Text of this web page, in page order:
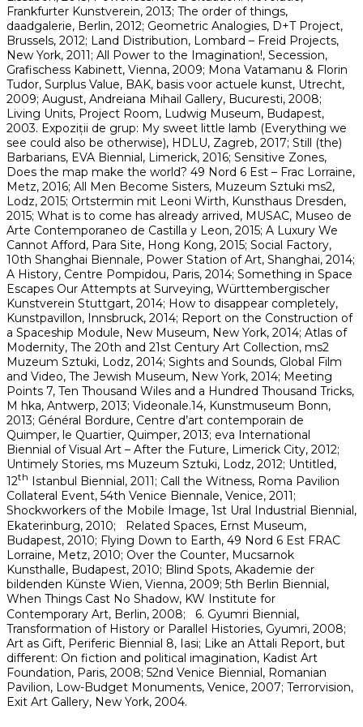
Frankfurter Kunstverein, 2013; The order of things,
daadgalerie, Berlin, 2012; Geometric Analogies, D+T Project,
Brussels, 2012; Land Distribution, Lombard – Freid Projects,
New York, 2011; All Power to the Imagination!, Secession,
Grafischess Kabinett, Vienna, 2009; Mona Vatamanu & Florin
Tudor, Surplus Value, BAK, basis voor actuele kunst, Utrecht,
2009; August, Andreiana Mihail Gallery, Bucuresti, 2008;
Living Units, Project Room, Ludwig Museum, Budapest,
2003. Expoziții de grup: My sweet little lamb (Everything we
see could also be otherwise), HDLU, Zagreb, 2017; Still (the)
Barbarians, EVA Biennial, Limerick, 2016; Sensitive Zones,
Does the map make the world? 49 Nord 6 Est – Frac Lorraine,
Metz, 2016; All Men Become Sisters, Muzeum Sztuki ms2,
Lodz, 2015; Ortstermin mit Leoni Wirth, Kunsthaus Dresden,
2015; What is to come has already arrived, MUSAC, Museo de
Arte Contemporaneo de Castilla y Leon, 2015; A Luxury We
Cannot Afford, Para Site, Hong Kong, 2015; Social Factory,
10th Shanghai Biennale, Power Station of Art, Shanghai, 2014;
A History, Centre Pompidou, Paris, 2014; Something in Space
Escapes Our Attempts at Surveying, Württembergischer
Kunstverein Stuttgart, 2014; How to disappear completely,
Kunstpavillon, Innsbruck, 2014; Report on the Construction of
a Spaceship Module, New Museum, New York, 2014; Atlas of
Modernity, The 20th and 21st Century Art Collection, ms2
Muzeum Sztuki, Lodz, 2014; Sights and Sounds, Global Film
and Video, The Jewish Museum, New York, 2014; Meeting
Points 7, Ten Thousand Wiles and a Hundred Thousand Tricks,
M hka, Antwerp, 2013; Videonale.14, Kunstmuseum Bonn,
2013; Général Bordure, Centre d’art contemporain de
Quimper, le Quartier, Quimper, 2013; eva International
Biennial of Visual Art – After the Future, Limerick City, 2012;
Untimely Stories, ms Muzeum Sztuki, Lodz, 2012; Untitled,
12th Istanbul Biennial, 2011; Call the Witness, Roma Pavilion
Collateral Event, 54th Venice Biennale, Venice, 2011;
Shockworkers of the Mobile Image, 1st Ural Industrial Biennial,
Ekaterinburg, 2010; Related Spaces, Ernst Museum,
Budapest, 2010; Flying Down to Earth, 49 Nord 6 Est FRAC
Lorraine, Metz, 2010; Over the Counter, Mucsarnok
Kunsthalle, Budapest, 2010; Blind Spots, Akademie der
bildenden Künste Wien, Vienna, 2009; 5th Berlin Biennial,
When Things Cast No Shadow, KW Institute for
Contemporary Art, Berlin, 2008; 6. Gyumri Biennial,
Transformation of History or Parallel Histories, Gyumri, 2008;
Art as Gift, Periferic Biennial 8, Iasi; Like an Attali Report, but
different: On fiction and political imagination, Kadist Art
Foundation, Paris, 2008; 52nd Venice Biennial, Romanian
Pavilion, Low-Budget Monuments, Venice, 2007; Terrorvision,
Exit Art Gallery, New York, 2004.